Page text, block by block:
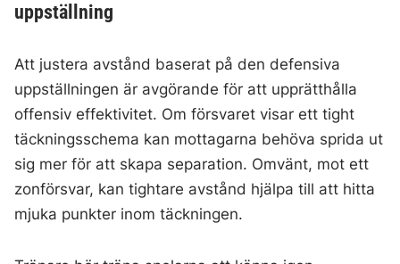
uppställning
Att justera avstånd baserat på den defensiva
uppställningen är avgörande för att upprätthålla
offensiv effektivitet. Om försvaret visar ett tight
täckningsschema kan mottagarna behöva sprida ut
sig mer för att skapa separation. Omvänt, mot ett
zonförsvar, kan tightare avstånd hjälpa till att hitta
mjuka punkter inom täckningen.